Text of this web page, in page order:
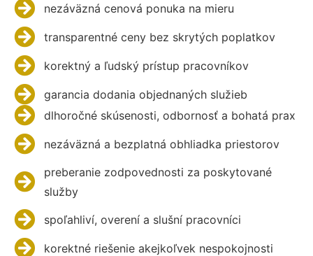
nezáväzná cenová ponuka na mieru
transparentné ceny bez skrytých poplatkov
korektný a ľudský prístup pracovníkov
garancia dodania objednaných služieb
dlhoročné skúsenosti, odbornosť a bohatá prax
nezáväzná a bezplatná obhliadka priestorov
preberanie zodpovednosti za poskytované
služby
spoľahliví, overení a slušní pracovníci
korektné riešenie akejkoľvek nespokojnosti